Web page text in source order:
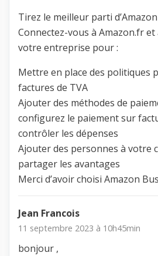
Tirez le meilleur parti
Connectez-vous à Amazon.fr
votre entreprise pour :
Mettre en place des politiques
factures de TVA
Ajouter des méthodes de
configurez le paiement sur
contrôler les dépenses
Ajouter des personnes à votre
partager les avantages
Merci d’avoir choisi Amazon
Jean Francois
11 septembre 2023 à 10h45min
bonjour ,